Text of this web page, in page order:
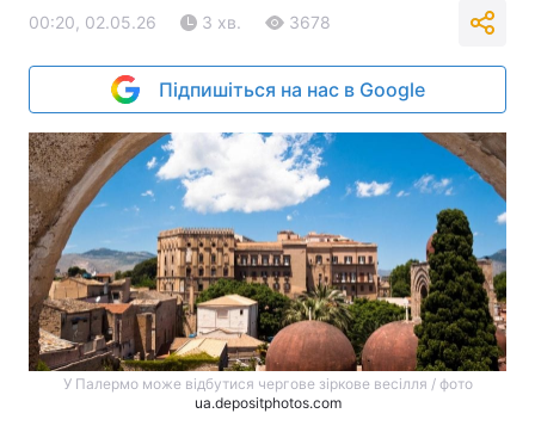
00:20, 02.05.26 3 хв. 3678
Підпишіться на нас в Google
У Палермо може відбутися чергове зіркове весілля / фото
ua.depositphotos.com